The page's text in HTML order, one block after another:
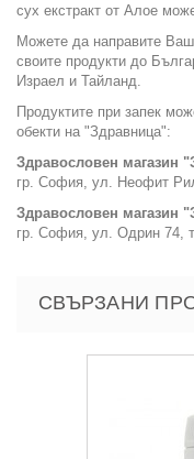
сух екстракт от Алое
Можете да направите
своите продукти до
Израел и Тайланд.
Продуктите при запек
обекти на "Здравница":
Здравословен магазин
гр. София, ул. Неофит
Здравословен магазин
гр. София, ул. Одрин 74,
СВЪРЗАНИ